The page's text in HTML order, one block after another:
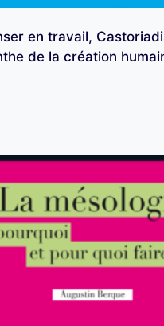
en travail,
de la création